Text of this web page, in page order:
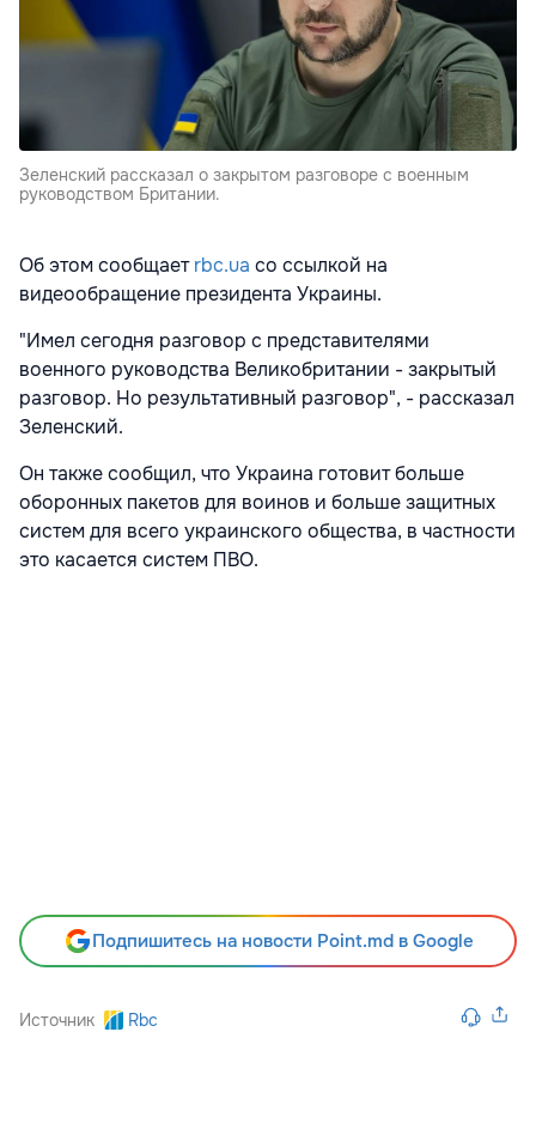
Зеленский рассказал о закрытом разговоре с военным
руководством Британии.
Об этом сообщаетrbc.ua со ссылкой на
видеообращение президента Украины.
"Имел сегодня разговор с представителями
военного руководства Великобритании - закрытый
разговор. Но результативный разговор", - рассказал
Зеленский.
Он также сообщил, что Украина готовит больше
оборонных пакетов для воинов и больше защитных
систем для всего украинского общества, в частности
это касается систем ПВО.
Подпишитесь на новости Point.md в Google
Источник Rbc